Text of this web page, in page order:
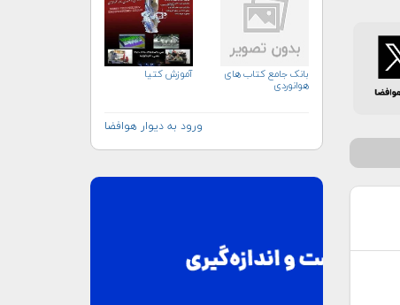
بانک جامع کتاب های
هوانوردی
آموزش کتیا
ورود به دیوار هوافضا